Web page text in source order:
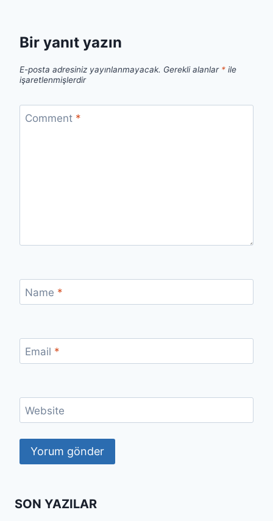
Bir yanıt yazın
E-posta adresiniz yayınlanmayacak. Gerekli alanlar * ile
işaretlenmişlerdir
Comment *
Name *
Email *
Website
SON YAZILAR